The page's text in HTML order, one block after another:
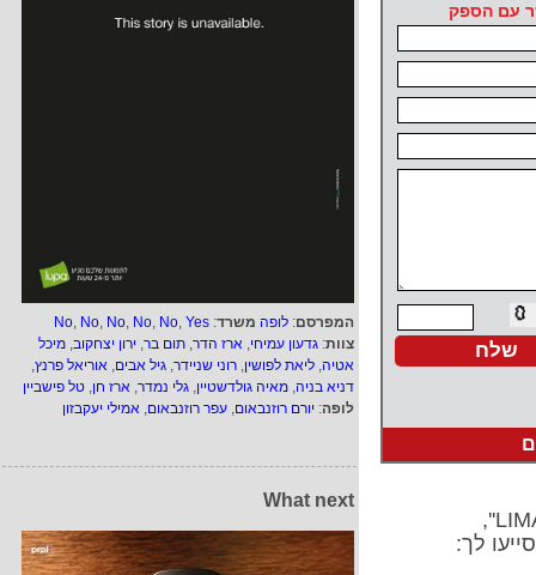
המפרסם: לופה משרד:
No, No, No, No, No, Yes
צוות: גדעון עמיחי, ארז הדר, תום בר, ירון יצחקוב, מיכל
אטיה, ליאת לפושין, רוני שניידר, גיל אבים, אוריאל פרנץ,
דניא בניה, מאיה גולדשטיין, גלי נמדר, ארז חן, טל פישביין
לופה: יורם רוזנבאום, עפר רוזנבאום, אמילי יעקבזון
What next
עם הספק
לך: